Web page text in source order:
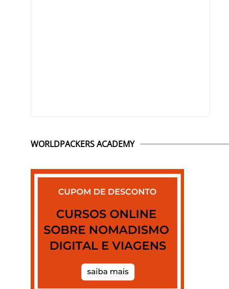
WORLDPACKERS ACADEMY